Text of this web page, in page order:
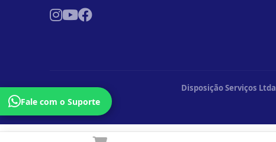
Disposição Serviços Ltda
Fale com o Suporte